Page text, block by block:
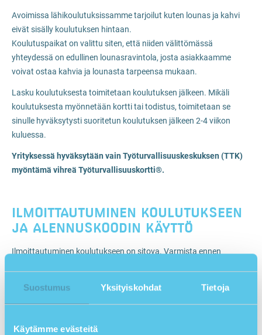
Suostumus Yksityiskohdat Tietoja
Käytämme evästeitä
Avoimissa lähikoulutuksissamme tarjoilut kuten lounas ja kahvi
eivät sisälly koulutuksen hintaan.
Koulutuspaikat on valittu siten, että niiden välittömässä
yhteydessä on edullinen lounasravintola, josta asiakkaamme
voivat ostaa kahvia ja lounasta tarpeensa mukaan.
Lasku koulutuksesta toimitetaan koulutuksen jälkeen. Mikäli
koulutuksesta myönnetään kortti tai todistus, toimitetaan se
sinulle hyväksytysti suoritetun koulutuksen jälkeen 2-4 viikon
kuluessa.
Yrityksessä hyväksytään vain Työturvallisuuskeskuksen (TTK)
myöntämä vihreä Työturvallisuuskortti®.
ILMOITTAUTUMINEN KOULUTUKSEEN
JA ALENNUSKOODIN KÄYTTÖ
Ilmoittautuminen koulutukseen on sitova. Varmista ennen
nykyisen kortin voimassaolon päättymistä. Tällöin riittää